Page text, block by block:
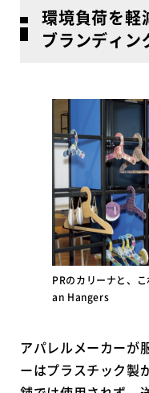
環境負荷を軽
ブランディン
PRのカリーナと、
an Hangers
アパレルメーカーが
ーはプラスチック製